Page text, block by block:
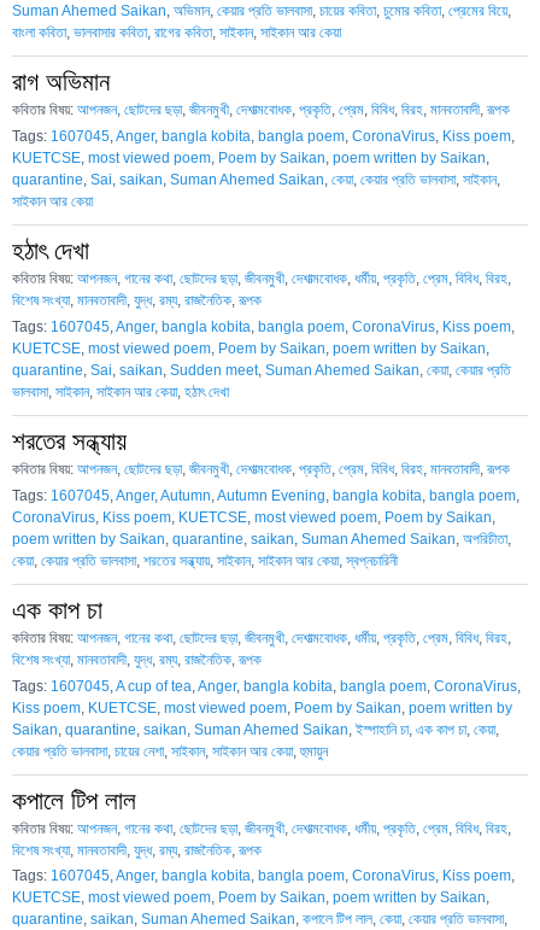
Suman Ahemed Saikan অভিমান, কেয়ার প্রতি ভালবাসা, চায়ের কবিতা, চুমোর কবিতা, প্রেমের বিয়ে,
বাংলা কবিতা, ভালবাসার কবিতা, রাগের কবিতা, সাইকান, সাইকান আর কেয়া
রাগ অভিমান
কবিতার বিষয়: আপনজন, ছোটদের ছড়া, জীবনমুখী, দেশাত্মবোধক, প্রকৃতি, প্রেম, বিবিধ, বিরহ, মানবতাবাদী,রূপক
Tags: 1607045 Anger, bangla kobita bangla poem CoronaVirus Kiss poem
KUETCSE most viewed poem Poem by Saikan poem written by Saikan
quarantine Sai saikan Suman Ahemed Saikan কেয়া, কেয়ার প্রতি ভালবাসা, সাইকান,
সাইকান আর কেয়া
হঠাৎ দেখা
কবিতার বিষয়: আপনজন, গানের কথা, ছোটদের ছড়া, জীবনমুখী, দেশাত্মবোধক, ধর্মীয়, প্রকৃতি, প্রেম, বিবিধ, বিরহ,
বিশেষ সংখ্যা, মানবতাবাদী, যুদ্ধ, রম্য, রাজনৈতিক,রূপক
Tags: 1607045 Anger, bangla kobita bangla poem CoronaVirus Kiss poem
KUETCSE most viewed poem Poem by Saikan poem written by Saikan
quarantine Sai saikan Sudden meet, Suman Ahemed Saikan কেয়া, কেয়ার প্রতি
ভালবাসা, সাইকান, সাইকান আর কেয়া, হঠাৎ দেখা
শরতের সন্ধ্যায়
কবিতার বিষয়: আপনজন, ছোটদের ছড়া, জীবনমুখী, দেশাত্মবোধক, প্রকৃতি, প্রেম, বিবিধ, বিরহ, মানবতাবাদী,রূপক
Tags: 1607045 Anger, Autumn Autumn Evening bangla kobita bangla poem
CoronaVirus Kiss poem KUETCSE most viewed poem Poem by Saikan
poem written by Saikan quarantine saikan Suman Ahemed Saikan অপরিচীতা,
কেয়া, কেয়ার প্রতি ভালবাসা, শরতের সন্ধ্যায়, সাইকান, সাইকান আর কেয়া,স্বপ্নচারিনী
এক কাপ চা
কবিতার বিষয়: আপনজন, গানের কথা, ছোটদের ছড়া, জীবনমুখী, দেশাত্মবোধক, ধর্মীয়, প্রকৃতি, প্রেম, বিবিধ, বিরহ,
বিশেষ সংখ্যা, মানবতাবাদী, যুদ্ধ, রম্য, রাজনৈতিক,রূপক
Tags: 1607045 A cup of tea Anger, bangla kobita bangla poem CoronaVirus
Kiss poem KUETCSE most viewed poem Poem by Saikan poem written by
Saikan quarantine saikan Suman Ahemed Saikan ইস্পাহানি চা, এক কাপ চা, কেয়া,
কেয়ার প্রতি ভালবাসা, চায়ের নেশা, সাইকান, সাইকান আর কেয়া,হুমায়ুন
কপালে টিপ লাল
কবিতার বিষয়: আপনজন, গানের কথা, ছোটদের ছড়া, জীবনমুখী, দেশাত্মবোধক, ধর্মীয়, প্রকৃতি, প্রেম, বিবিধ, বিরহ,
বিশেষ সংখ্যা, মানবতাবাদী, যুদ্ধ, রম্য, রাজনৈতিক,রূপক
Tags: 1607045,Anger, bangla kobita, bangla poem, CoronaVirus, Kiss poem,
KUETCSE, most viewed poem, Poem by Saikan, poem written by Saikan,
quarantine, saikan, Suman Ahemed Saikan, কপালে টিপ লাল, কেয়া, কেয়ার প্রতি ভালবাসা,